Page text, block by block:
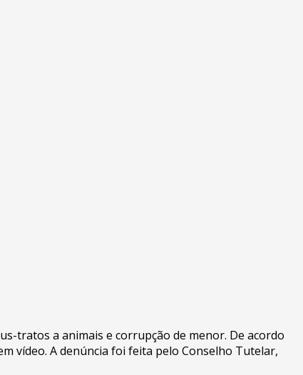
tratos a animais e corrupção de menor. De acordo
vídeo. A denúncia foi feita pelo Conselho Tutelar,